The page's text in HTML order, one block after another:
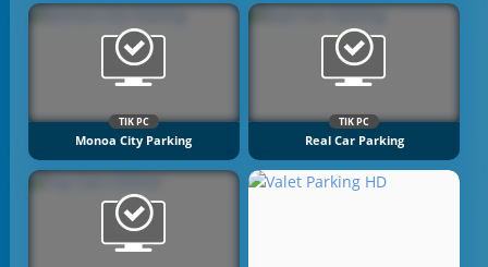
TIK PC
Monoa City Parking
TIK PC
Real Car Parking